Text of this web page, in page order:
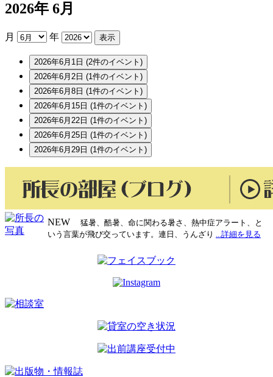
2026年 6月
月 年
2026年6月1日 (2件のイベント)
2026年6月2日 (1件のイベント)
2026年6月8日 (1件のイベント)
2026年6月15日 (1件のイベント)
2026年6月22日 (1件のイベント)
2026年6月25日 (1件のイベント)
2026年6月29日 (1件のイベント)
NEW
猛暑、酷暑、命に関わる暑さ、熱中症アラート、と
いう言葉が飛び交っています。連日、うんざり
...詳細を見る